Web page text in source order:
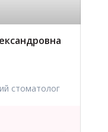
стоматолог